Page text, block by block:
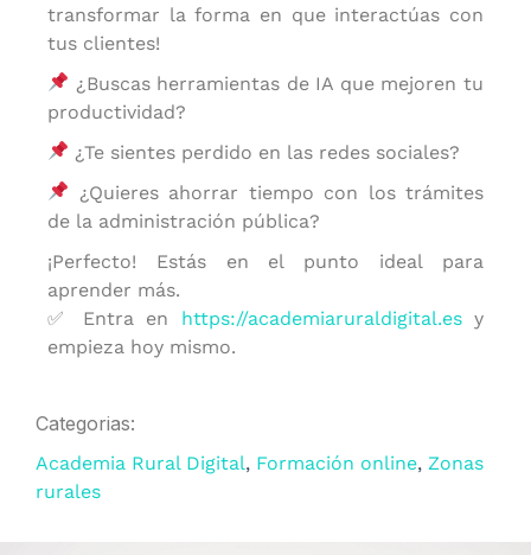
transformar la forma en que interactúas con
tus clientes!
¿Buscas herramientas de IA que mejoren tu
productividad?
¿Te sientes perdido en las redes sociales?
¿Quieres ahorrar tiempo con los trámites
de la administración pública?
¡Perfecto! Estás en el punto ideal para
aprender más.
✅ Entra en https://academiaruraldigital.esy
empieza hoy mismo.
Categorias:
Academia Rural Digital, Formación online, Zonas
rurales